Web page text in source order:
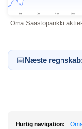
Oma Saastopankki
📅Næste regnskab:
Hurtig navigation: